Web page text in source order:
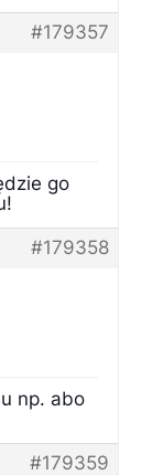
#179357
go
#179358
np. abo
#179359